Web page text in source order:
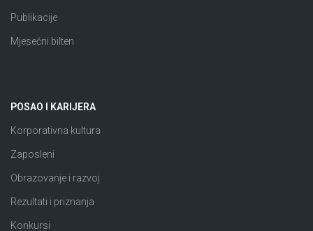
Publikacije
Mjesečni bilten
POSAO I KARIJERA
Korporativna kultura
Zaposleni
Obrazovanje i razvoj
Rezultati i priznanja
Konkursi